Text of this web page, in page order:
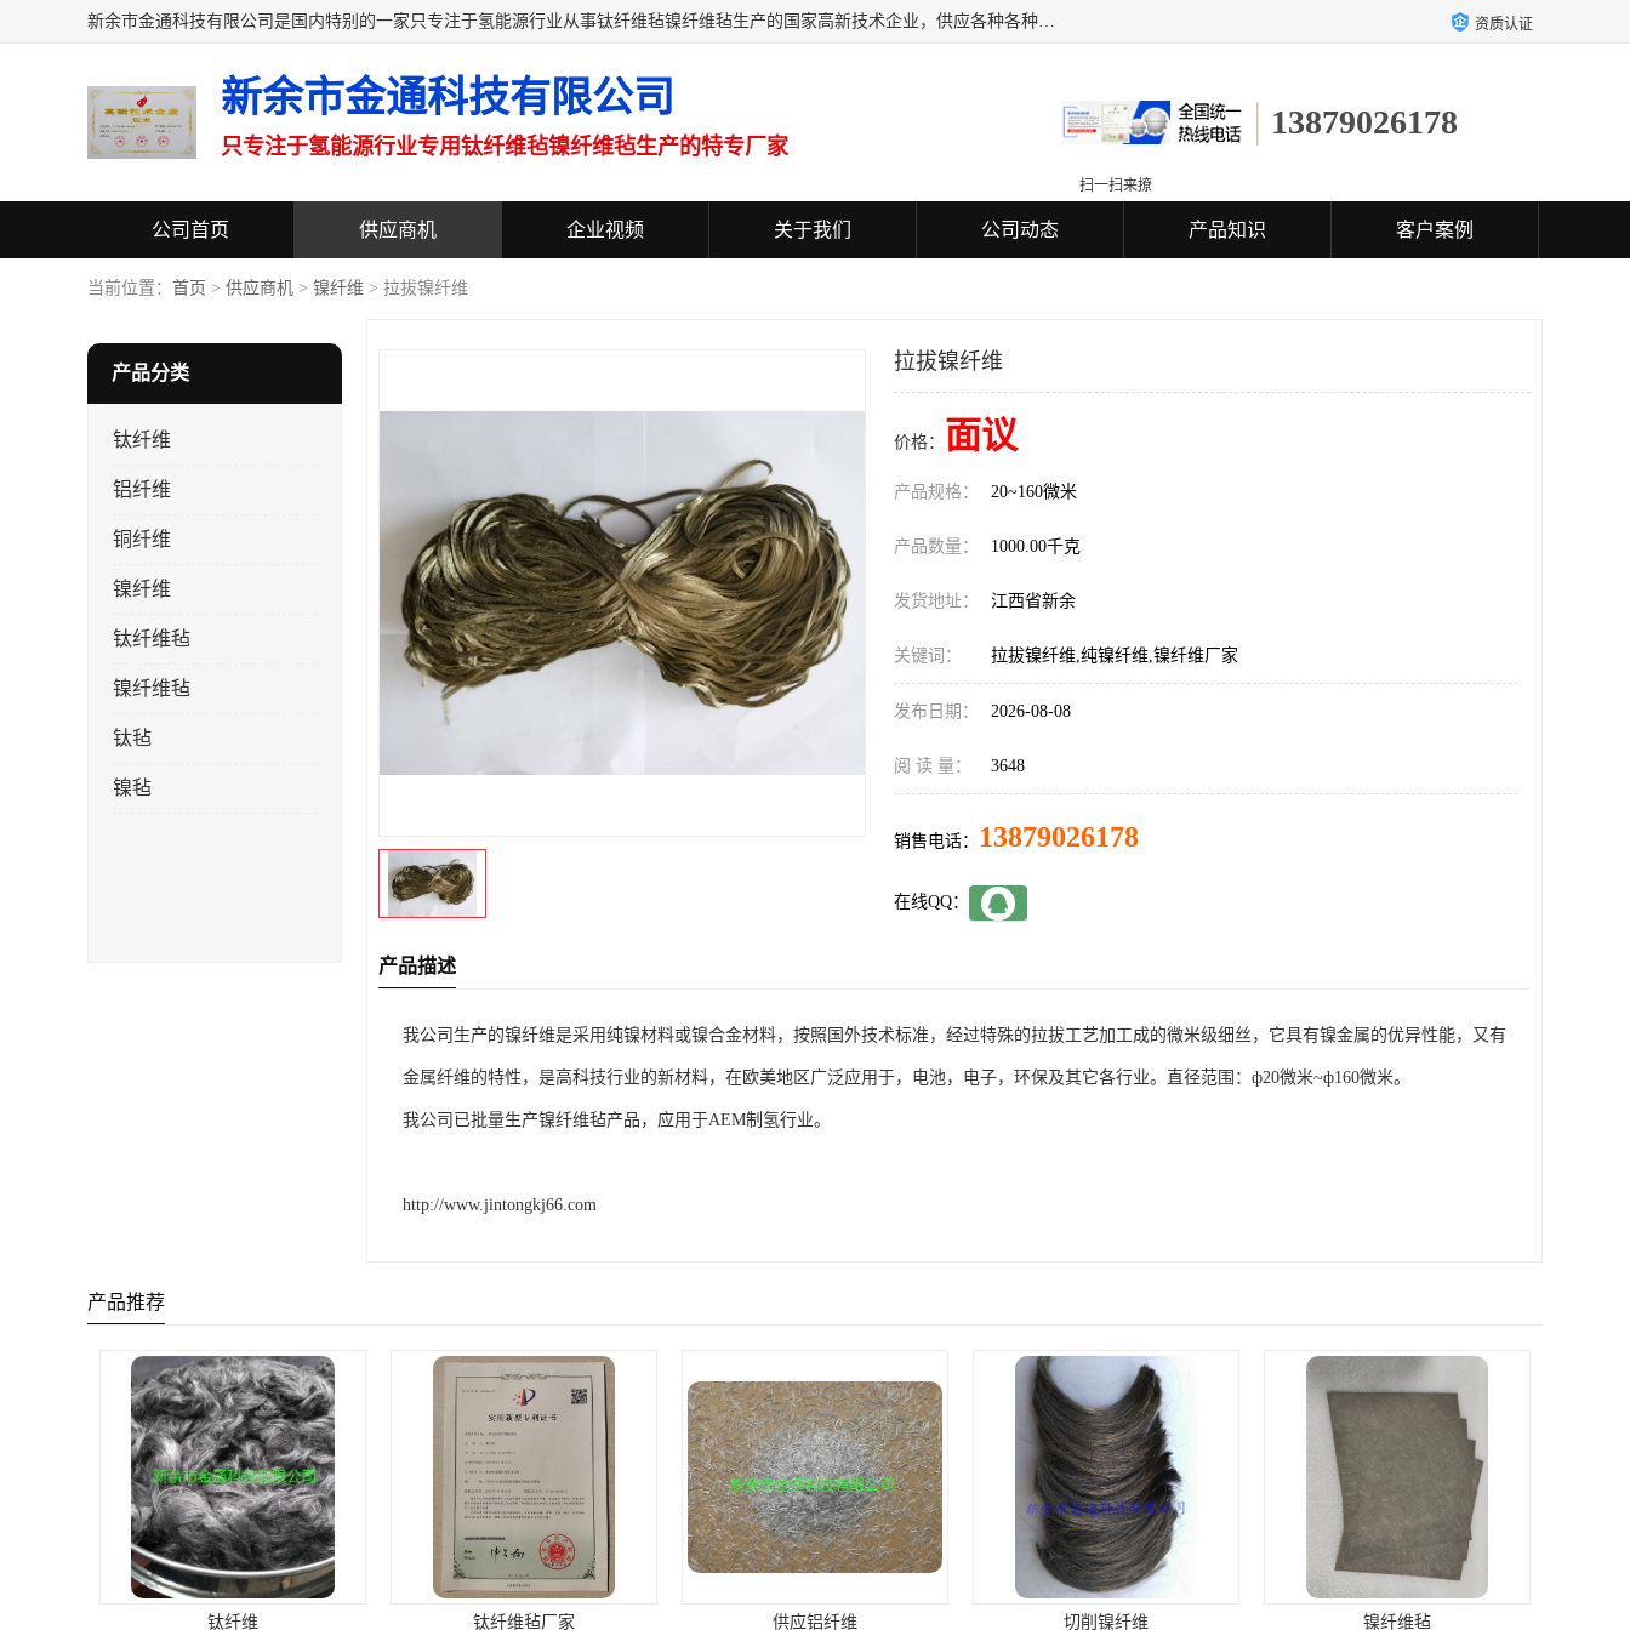
新余市金通科技有限公司是国内特别的一家只专注于氢能源行业从事钛纤维毡镍纤维毡生产的国家高新技术企业，供应各种各种尺寸规格型号的钛纤维毡和镍纤维毡产品，广泛应用于氢能源的制氢电解槽上。金通科技按照国外产品技术标准生产各种钛纤维毡和镍纤维毡产品，质量达到国外同类产品标准，是替代进口产品的最佳选择。公司将持之以恒地坚持品质卓越，技术成员之一，用心制造，服务客户的经营理念。 资质认证
新余市金通科技有限公司
只专注于氢能源行业专用钛纤维毡镍纤维毡生产的特专厂家
13879026178
扫一扫来撩
公司首页 供应商机 企业视频 关于我们 公司动态 产品知识 客户案例
联系方式
当前位置： 首页 > 供应商机 > 镍纤维 > 拉拔镍纤维
产品分类
钛纤维
铝纤维
铜纤维
镍纤维
钛纤维毡
镍纤维毡
钛毡
镍毡
拉拔镍纤维
价格： 面议
产品规格： 20~160微米
产品数量： 1000.00千克
发货地址： 江西省新余
关键词： 拉拔镍纤维,纯镍纤维,镍纤维厂家
发布日期： 2026-08-08
阅 读 量： 3648
销售电话： 13879026178
在线QQ：
产品描述
我公司生产的镍纤维是采用纯镍材料或镍合金材料，按照国外技术标准，经过特殊的拉拔工艺加工成的微米级细丝，它具有镍金属的优异性能，又有
金属纤维的特性，是高科技行业的新材料，在欧美地区广泛应用于，电池，电子，环保及其它各行业。直径范围：ф20微米~ф160微米。
我公司已批量生产镍纤维毡产品，应用于AEM制氢行业。
http://www.jintongkj66.com
产品推荐
钛纤维 钛纤维毡厂家 供应铝纤维 切削镍纤维 镍纤维毡